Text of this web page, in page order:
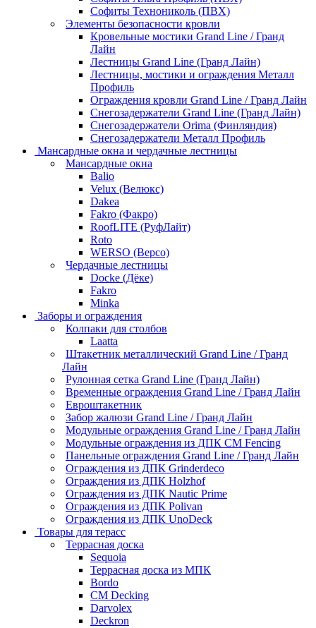
Софиты Технониколь (ПВХ)
Элементы безопасности кровли
Кровельные мостики Grand Line / Гранд
Лайн
Лестницы Grand Line (Гранд Лайн)
Лестницы, мостики и ограждения Металл
Профиль
Ограждения кровли Grand Line / Гранд Лайн
Снегозадержатели Grand Line (Гранд Лайн)
Снегозадержатели Orima (Финляндия)
Снегозадержатели Металл Профиль
Мансардные окна и чердачные лестницы
Мансардные окна
Balio
Velux (Велюкс)
Dakea
Fakro (Факро)
RoofLITE (РуфЛайт)
Roto
WERSO (Версо)
Чердачные лестницы
Docke (Дёке)
Fakro
Minka
Заборы и ограждения
Колпаки для столбов
Laatta
Штакетник металлический Grand Line / Гранд
Лайн
Рулонная сетка Grand Line (Гранд Лайн)
Временные ограждения Grand Line / Гранд Лайн
Евроштакетник
Забор жалюзи Grand Line / Гранд Лайн
Модульные ограждения Grand Line / Гранд Лайн
Модульные ограждения из ДПК CM Fencing
Панельные ограждения Grand Line / Гранд Лайн
Ограждения из ДПК Grinderdeco
Ограждения из ДПК Holzhof
Ограждения из ДПК Nautic Prime
Ограждения из ДПК Polivan
Ограждения из ДПК UnoDeck
Товары для терасс
Террасная доска
Sequoia
Террасная доска из МПК
Bordo
CM Decking
Darvolex
Deckron